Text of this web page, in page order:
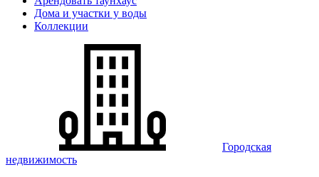
Дома и участки у воды
Коллекции
Городская
недвижимость